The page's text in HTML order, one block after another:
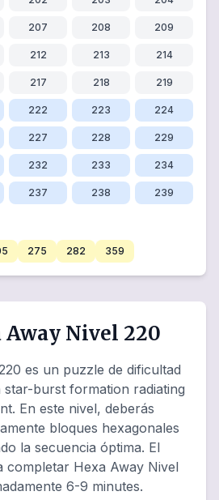
207 208 209
212 213 214
217 218 219
222 223 224
227 228 229
232 233 234
237 238 239
275 282 359
Away Nivel 220
es un puzzle de dificultad
star-burst formation radiating
En este nivel, deberás
bloques hexagonales
la secuencia óptima. El
completar Hexa Away Nivel
6-9 minutes.